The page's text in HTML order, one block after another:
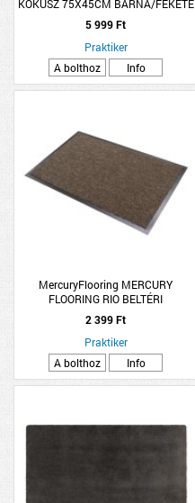
KÓKUSZ 75X45CM BARNA/FEKETE
MINTÁS
5 999 Ft
Praktiker
A bolthoz
Info
MercuryFlooring MERCURY
FLOORING RIO BELTÉRI
SZENNYFOGÓ LÁBTÖRLŐ 40X60CM
VEGYES SZÍNEKBEN
2 399 Ft
Praktiker
A bolthoz
Info